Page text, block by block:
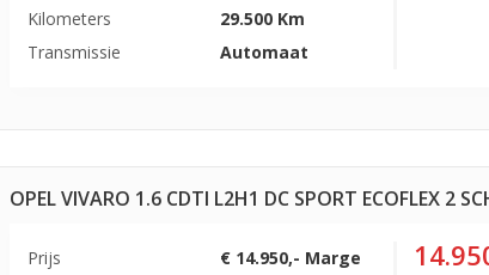
Kilometers
29.500 Km
Transmissie
Automaat
OPEL VIVARO 1.6 CDTI L2H1 DC SPORT ECOFLEX 2
Prijs
€ 14.950,- Marge